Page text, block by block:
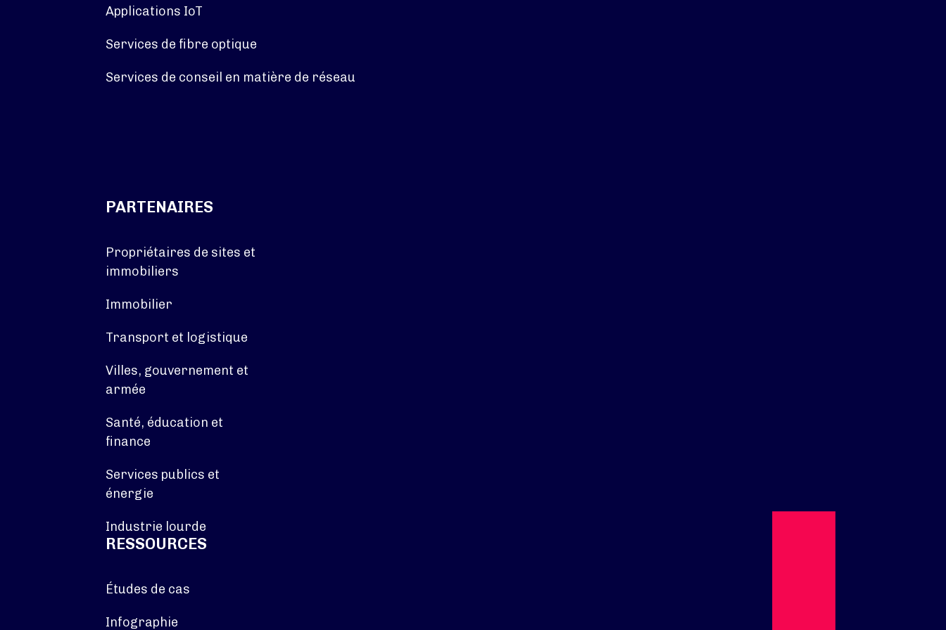
Applications IoT
Services de fibre optique
Services de conseil en matière de réseau
PARTENAIRES
Propriétaires de sites et
immobiliers
Immobilier
Transport et logistique
Villes, gouvernement et
armée
Santé, éducation et
finance
Services publics et
énergie
Industrie lourde
RESSOURCES
Études de cas
Infographie